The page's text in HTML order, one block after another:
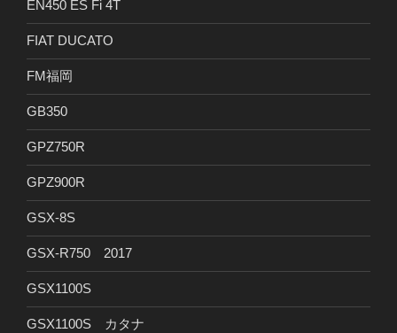
EN450 ES Fi 4T
FIAT DUCATO
FM福岡
GB350
GPZ750R
GPZ900R
GSX-8S
GSX-R750 2017
GSX1100S
GSX1100S カタナ